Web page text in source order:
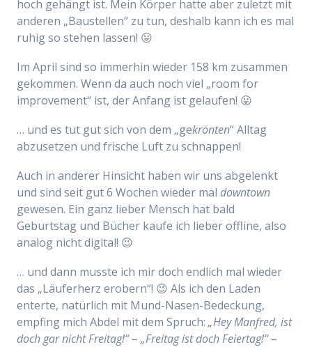
hoch gehängt ist. Mein Körper hatte aber zuletzt mit
anderen „Baustellen“ zu tun, deshalb kann ich es mal
ruhig so stehen lassen! 😛
Im April sind so immerhin wieder 158 km zusammen
gekommen. Wenn da auch noch viel „room for
improvement“ ist, der Anfang ist gelaufen! 😛
… und es tut gut sich von dem „gekrönten“ Alltag
abzusetzen und frische Luft zu schnappen!
Auch in anderer Hinsicht haben wir uns abgelenkt
und sind seit gut 6 Wochen wieder mal downtown
gewesen. Ein ganz lieber Mensch hat bald
Geburtstag und Bücher kaufe ich lieber offline, also
analog nicht digital! 😉
… und dann musste ich mir doch endlich mal wieder
das „Läuferherz erobern“! 😉 Als ich den Laden
enterte, natürlich mit Mund-Nasen-Bedeckung,
empfing mich Abdel mit dem Spruch: „Hey Manfred, ist
doch gar nicht Freitag!“– „Freitag ist doch Feiertag!“–